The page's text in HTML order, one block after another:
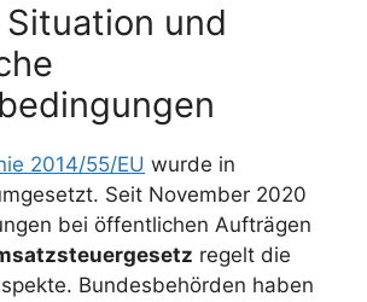
und
2014/55/EU wurde in
Seit November 2020
bei öffentlichen Aufträgen
regelt die
Bundesbehörden haben